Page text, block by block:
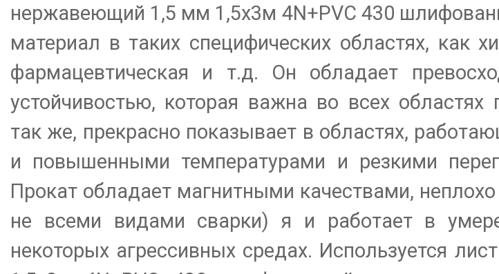
нержавеющий 1,5 мм 1,5х3м 4N+PVC 430
материал в таких специфических областях, как
фармацевтическая и т.д. Он обладает
устойчивостью, которая важна во всех
так же, прекрасно показывает в областях,
и повышенными температурами и резкими
Прокат обладает магнитными качествами,
не всеми видами сварки) я и работает в
некоторых агрессивных средах. Используется